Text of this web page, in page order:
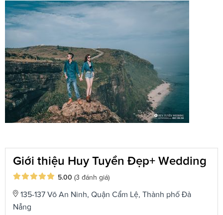
Giới thiệu Huy Tuyền Đẹp+ Wedding
5.00 (3 đánh giá)
135-137 Võ An Ninh, Quận Cẩm Lệ, Thành phố Đà
Nẵng